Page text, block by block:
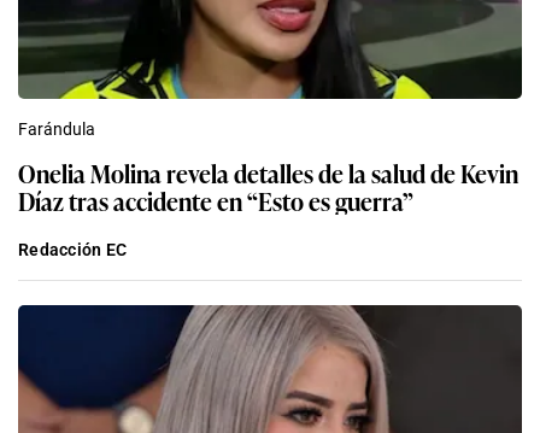
Farándula
Onelia Molina revela detalles de la salud de Kevin
Díaz tras accidente en “Esto es guerra”
Redacción EC